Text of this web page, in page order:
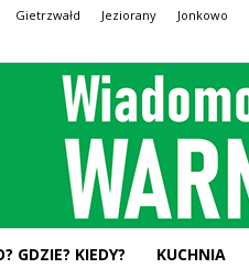
Gietrzwałd Jeziorany Jonkowo
GDZIE? KIEDY? KUCHNIA